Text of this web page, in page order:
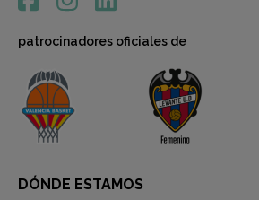
patrocinadores oficiales de
DÓNDE ESTAMOS